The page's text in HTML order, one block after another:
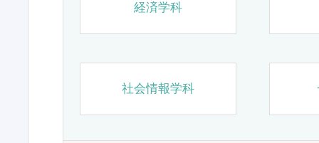
経済学科
社会情報学科